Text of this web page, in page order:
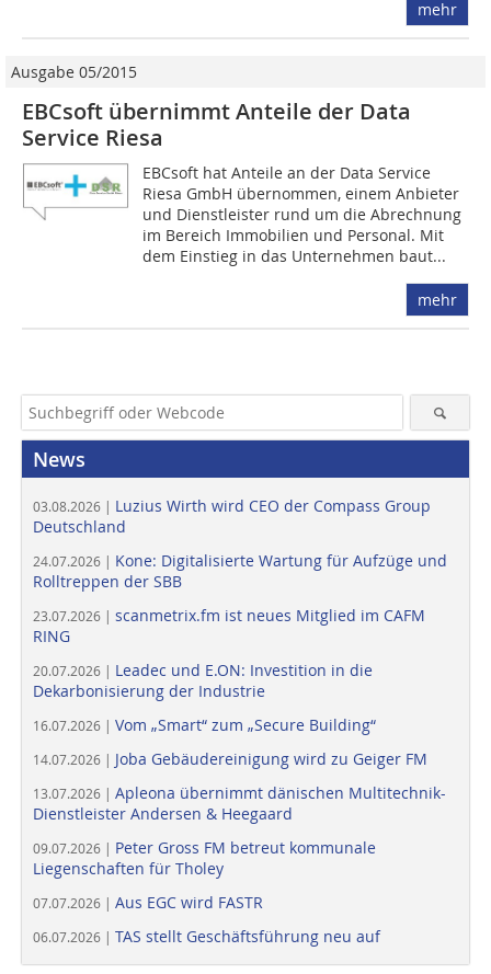
mehr
Ausgabe 05/2015
EBCsoft übernimmt Anteile der Data
Service Riesa
EBCsoft hat Anteile an der Data Service
Riesa GmbH übernommen, einem Anbieter
und Dienstleister rund um die Abrechnung
im Bereich Immobilien und Personal. Mit
dem Einstieg in das Unternehmen baut...
mehr
News
03.08.2026 | Luzius Wirth wird CEO der Compass Group
Deutschland
24.07.2026 | Kone: Digitalisierte Wartung für Aufzüge und
Rolltreppen der SBB
23.07.2026 | scanmetrix.fm ist neues Mitglied im CAFM
RING
20.07.2026 | Leadec und E.ON: Investition in die
Dekarbonisierung der Industrie
16.07.2026 | Vom „Smart“ zum „Secure Building“
14.07.2026 | Joba Gebäudereinigung wird zu Geiger FM
13.07.2026 | Apleona übernimmt dänischen Multitechnik-
Dienstleister Andersen & Heegaard
09.07.2026 | Peter Gross FM betreut kommunale
Liegenschaften für Tholey
07.07.2026 | Aus EGC wird FASTR
06.07.2026 | TAS stellt Geschäftsführung neu auf